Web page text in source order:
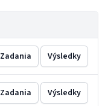
Zadania Výsledky
Zadania Výsledky